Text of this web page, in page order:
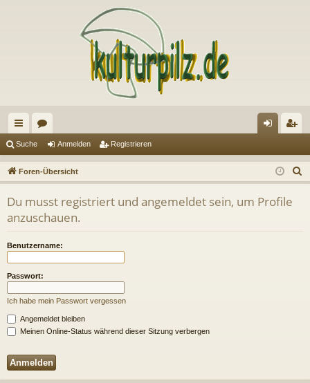
ch
ne
llz
ug
en m
el
de
ist
rie
re
Suche Anmelden Registrieren
Foren-Übersicht
u
Du musst registriert und angemeldet sein, um Profile
anzuschauen.
Benutzername:
Passwort:
Ich habe mein Passwort vergessen
Angemeldet bleiben
Meinen Online-Status während dieser Sitzung verbergen